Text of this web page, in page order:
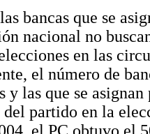
bancas que se
nacional no
en las
el número de
y las que se
partido en la